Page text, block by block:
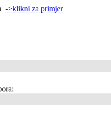
->klikni za primjer